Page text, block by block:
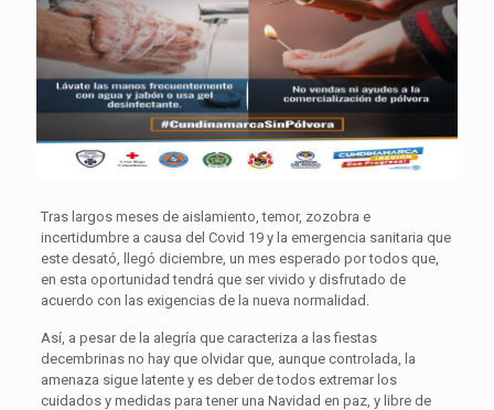
Tras largos meses de aislamiento, temor, zozobra e
incertidumbre a causa del Covid 19 y la emergencia sanitaria que
este desató, llegó diciembre, un mes esperado por todos que,
en esta oportunidad tendrá que ser vivido y disfrutado de
acuerdo con las exigencias de la nueva normalidad.
Así, a pesar de la alegría que caracteriza a las fiestas
decembrinas no hay que olvidar que, aunque controlada, la
amenaza sigue latente y es deber de todos extremar los
cuidados y medidas para tener una Navidad en paz, y libre de